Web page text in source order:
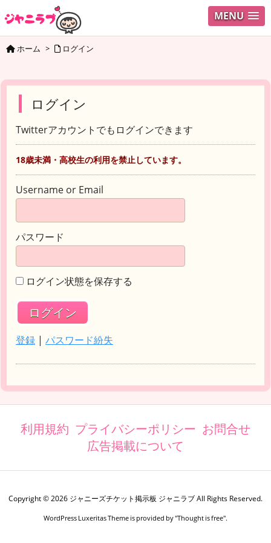
MENU
ホーム > ログイン
ログイン
Twitterアカウントでもログインできます
18歳未満・高校生の利用を禁止しています。
Username or Email
パスワード
ログイン状態を保存する
登録 | パスワード紛失
利用規約 プライバシーポリシー お問合せ
広告掲載について
Copyright ©2026 ジャニーズチケット掲示板 ジャニラブAll Rights Reserved.
WordPress Luxeritas Theme is provided by "Thought is free".